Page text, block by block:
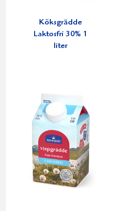
Köksgrädde
Laktosfri 30% 1
liter